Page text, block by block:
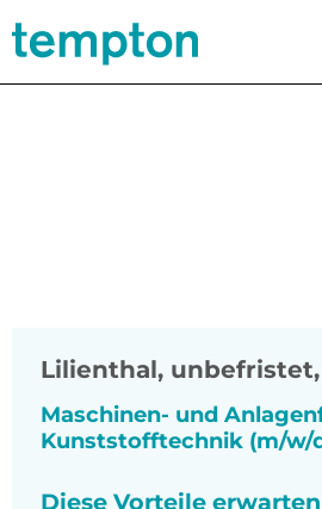
Lilienthal,
Maschinen- und
Kunststofftechnik (m/w/
Diese Vorteile